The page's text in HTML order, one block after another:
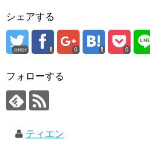
シェアする
error 0 0
フォローする
ティエン